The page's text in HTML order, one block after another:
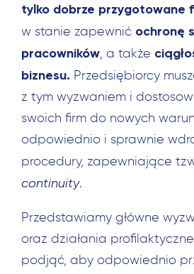
tylko dobrze przygotowane
w stanie zapewnić ochronę
pracowników, a także
biznesu. Przedsiębiorcy
z tym wyzwaniem i
swoich firm do nowych
odpowiednio i sprawnie
procedury, zapewniające
continuity.
Przedstawiamy główne
oraz działania
podjąć, aby odpowiednio